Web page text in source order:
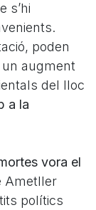
s’hi
poden
un augment
del lloc
a la
vora el
Ametller
polítics